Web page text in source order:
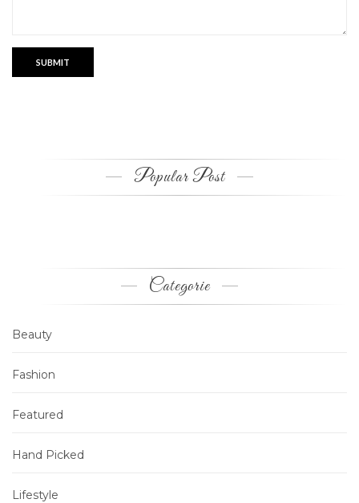
Popular Post
Categorie
Beauty
Fashion
Featured
Hand Picked
Lifestyle